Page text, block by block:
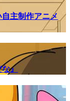
主制作アニメ
』